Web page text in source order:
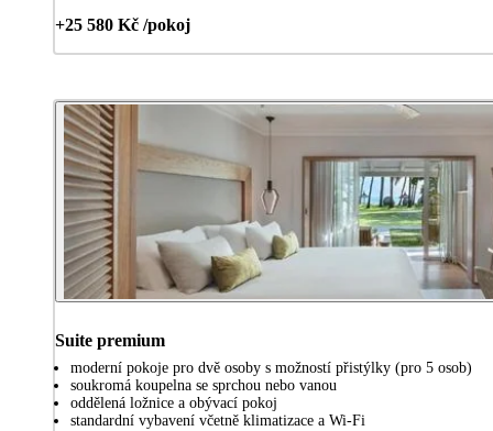
+25 580 Kč /pokoj
Suite premium
moderní pokoje pro dvě osoby s možností přistýlky (pro 5 osob)
soukromá koupelna se sprchou nebo vanou
oddělená ložnice a obývací pokoj
standardní vybavení včetně klimatizace a Wi-Fi